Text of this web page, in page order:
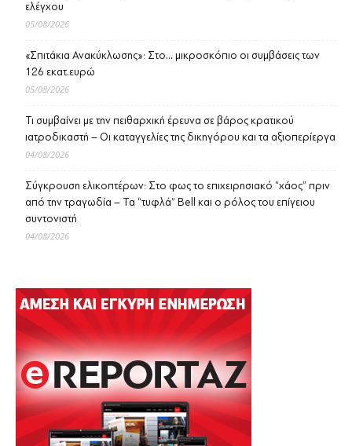
ελέγχου
05/08/2026
«Σπιτάκια Ανακύκλωσης»: Στο… μικροσκόπιο οι συμβάσεις των
126 εκατ.ευρώ
05/08/2026
Τι συμβαίνει με την πειθαρχική έρευνα σε βάρος κρατικού
ιατροδικαστή – Οι καταγγελίες της δικηγόρου και τα αξιοπερίεργα
04/08/2026
Σύγκρουση ελικοπτέρων: Στο φως το επιχειρησιακό “χάος” πριν
από την τραγωδία – Τα “τυφλά” Bell και ο ρόλος του επίγειου
συντονιστή
04/08/2026